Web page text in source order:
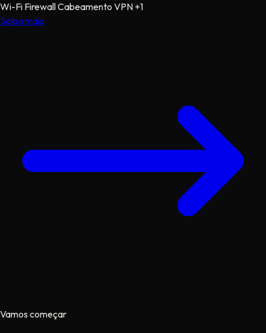
Wi-Fi FirewallCabeamento VPN +1
Saiba mais
Vamos começar